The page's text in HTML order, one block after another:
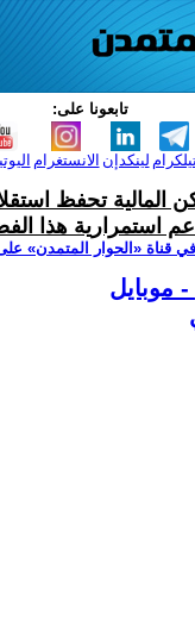
تابعونا على:
الانستغرام لينكدإن
المالية تحفظ
استمرارية هذا
قناة ‫«الحوار المتمدن»
- موبايل